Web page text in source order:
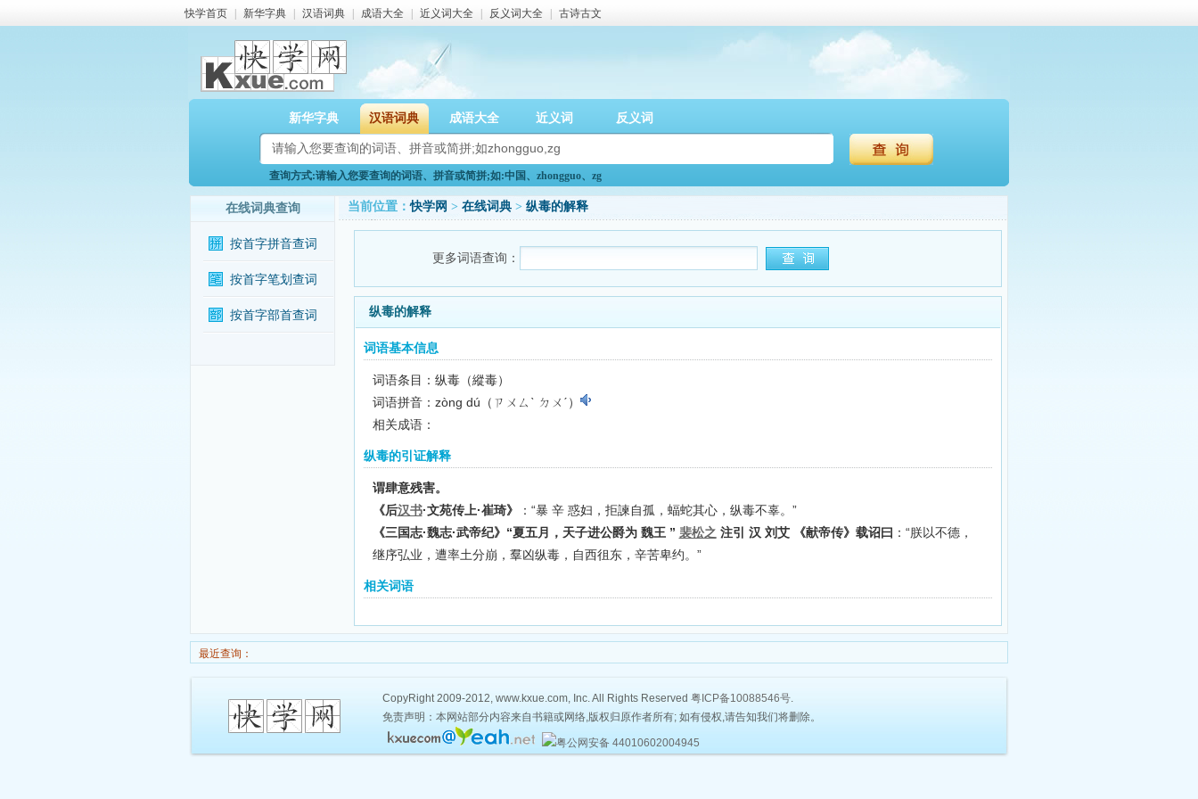
快学首页 新华字典 汉语词典 成语大全 近义词大全 反义词大全 古诗古文
新华字典 汉语词典 成语大全 近义词 反义词
查询方式:请输入您要查询的词语、拼音或简拼;如:中国、zhongguo、zg
在线词典查询
按首字拼音查词
按首字笔划查词
按首字部首查词
当前位置：快学网 > 在线词典 > 纵毒的解释
更多词语查询：
纵毒的解释
词语基本信息
词语条目：纵毒（縱毒）
词语拼音：zòng dú（ㄗㄨㄙˋ ㄉㄨˊ）
相关成语：
纵毒的引证解释
谓肆意残害。
《后汉书·文苑传上·崔琦》
：“暴 辛 惑妇，拒諫自孤，蝠蛇其心，纵毒不辜。”
《三国志·魏志·武帝纪》“夏五月，天子进公爵为 魏王 ” 裴松之 注引 汉 刘艾 《献帝传》载诏曰 ：“朕以不德，
继序弘业，遭率土分崩，羣凶纵毒，自西徂东，辛苦卑约。”
相关词语
最近查询：
CopyRight 2009-2012, www.kxue.com, Inc. All Rights Reserved 粤ICP备10088546号.
免责声明：本网站部分内容来自书籍或网络,版权归原作者所有; 如有侵权,请告知我们将删除。
粤公网安备 44010602004945